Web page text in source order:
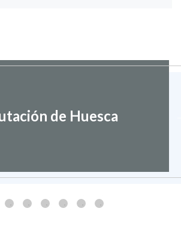
de Huesca